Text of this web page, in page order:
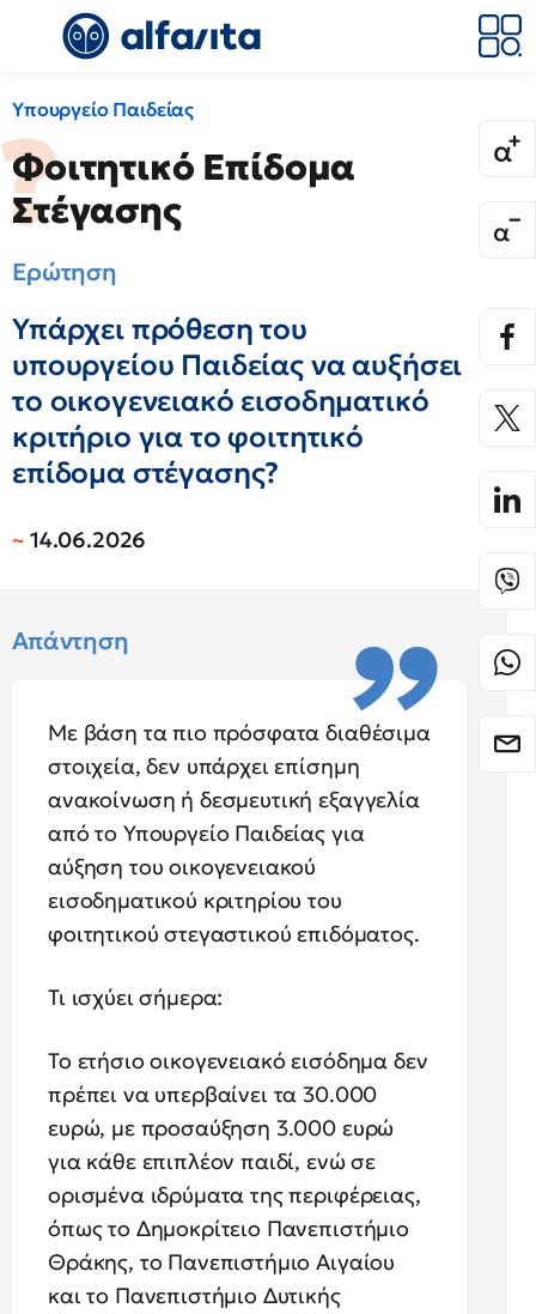
Υπουργείο Παιδείας
Φοιτητικό Επίδομα
Στέγασης
Ερώτηση
Υπάρχει πρόθεση του
υπουργείου Παιδείας να αυξήσει
το οικογενειακό εισοδηματικό
κριτήριο για το φοιτητικό
επίδομα στέγασης?
14.06.2026
Απάντηση
Με βάση τα πιο πρόσφατα διαθέσιμα
στοιχεία, δεν υπάρχει επίσημη
ανακοίνωση ή δεσμευτική εξαγγελία
από το Υπουργείο Παιδείας για
αύξηση του οικογενειακού
εισοδηματικού κριτηρίου του
φοιτητικού στεγαστικού επιδόματος.
Τι ισχύει σήμερα:
Το ετήσιο οικογενειακό εισόδημα δεν
πρέπει να υπερβαίνει τα 30.000
ευρώ, με προσαύξηση 3.000 ευρώ
για κάθε επιπλέον παιδί, ενώ σε
ορισμένα ιδρύματα της περιφέρειας,
όπως το Δημοκρίτειο Πανεπιστήμιο
Θράκης, το Πανεπιστήμιο Αιγαίου
και το Πανεπιστήμιο Δυτικής